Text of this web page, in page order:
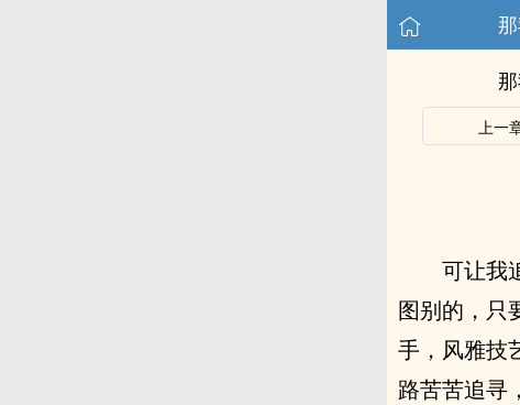
上一
可让我
图别的，只
手，风雅技
路苦苦追寻